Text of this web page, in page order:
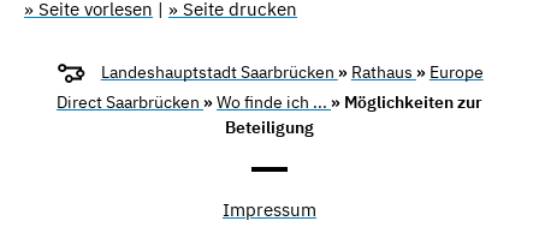
» Seite vorlesen | » Seite drucken
Landeshauptstadt Saarbrücken » Rathaus » Europe
Direct Saarbrücken »Wo finde ich ... » Möglichkeiten zur
Beteiligung
Impressum